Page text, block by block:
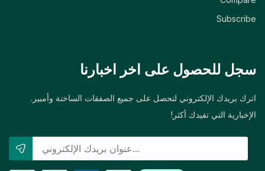
Subscribe
سجل للحصول على اخر اخبارنا
اترك بريدك الإلكتروني لتحصل على جميع الصفقات الساخنة وأمبير.
الإخبارية التي تفيدك أكثر!